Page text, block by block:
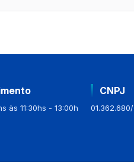
às 11:30hs - 13:00h
CNPJ